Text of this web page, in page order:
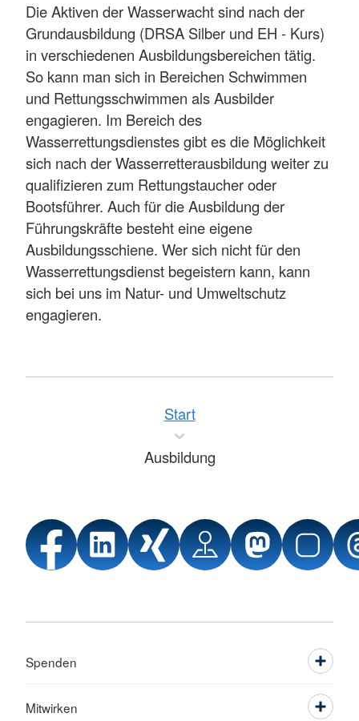
Die Aktiven der Wasserwacht sind nach der
Grundausbildung (DRSA Silber und EH - Kurs)
in verschiedenen Ausbildungsbereichen tätig.
So kann man sich in Bereichen Schwimmen
und Rettungsschwimmen als Ausbilder
engagieren. Im Bereich des
Wasserrettungsdienstes gibt es die Möglichkeit
sich nach der Wasserretterausbildung weiter zu
qualifizieren zum Rettungstaucher oder
Bootsführer. Auch für die Ausbildung der
Führungskräfte besteht eine eigene
Ausbildungsschiene. Wer sich nicht für den
Wasserrettungsdienst begeistern kann, kann
sich bei uns im Natur- und Umweltschutz
engagieren.
Start
Ausbildung
Spenden
Mitwirken